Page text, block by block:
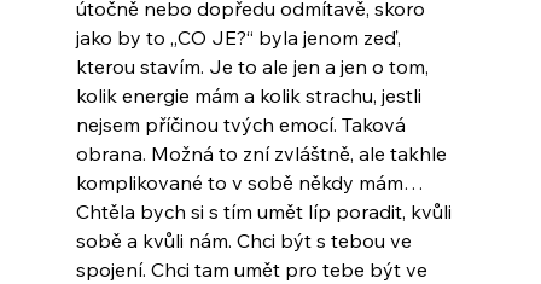
útočně nebo dopředu odmítavě, skoro
jako by to „CO JE?“ byla jenom zeď,
kterou stavím. Je to ale jen a jen o tom,
kolik energie mám a kolik strachu, jestli
nejsem příčinou tvých emocí. Taková
obrana. Možná to zní zvláštně, ale takhle
komplikované to v sobě někdy mám…
Chtěla bych si s tím umět líp poradit, kvůli
sobě a kvůli nám. Chci být s tebou ve
spojení. Chci tam umět pro tebe být ve